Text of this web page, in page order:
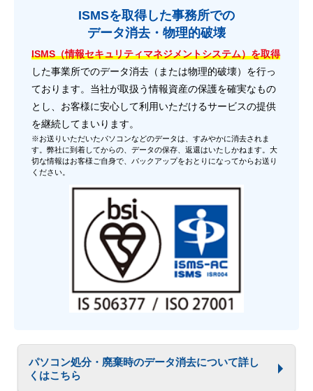
ISMSを取得した事務所での
データ消去・物理的破壊
ISMS（情報セキュリティマネジメントシステム）を取得
した事業所でのデータ消去（または物理的破壊）を行っ
ております。当社が取扱う情報資産の保護を確実なもの
とし、お客様に安心して利用いただけるサービスの提供
を継続してまいります。
※お送りいただいたパソコンなどのデータは、すみやかに消去されま
す。弊社に到着してからの、データの保存、返還はいたしかねます。大
切な情報はお客様ご自身で、バックアップをおとりになってからお送り
ください。
パソコン処分・廃棄時のデータ消去について詳し
くはこちら